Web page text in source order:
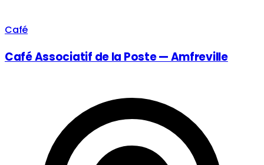
Café
Café Associatif de la Poste — Amfreville